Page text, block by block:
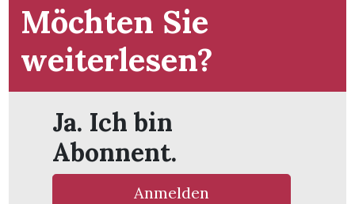
Möchten Sie
weiterlesen?
Ja. Ich bin
Abonnent.
Anmelden